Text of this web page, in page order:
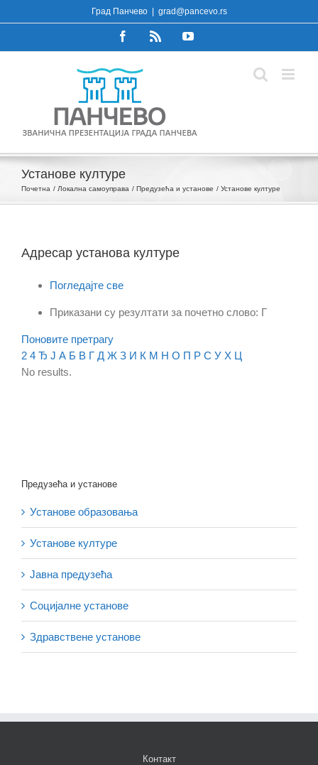
to
Град Панчево grad@pancevo.rs
FacebookRss YouTube
Установе културе
Почетна Локална самоуправа Предузећа и установе Установе културе
Адресар установа културе
Погледајте све
Приказани су резултати за почетно слово: Г
Поновите претрагу
2 4 Ђ Ј А Б В Г Д Ж З И К М Н О П Р С У Х Ц
No results.
Предузећа и установе
Установе образовања
Установе културе
Јавна предузећа
Социјалне установе
Здравствене установе
Контакт